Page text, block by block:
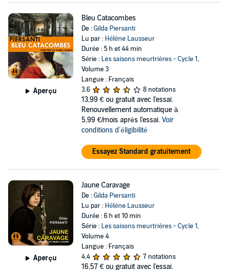
Aperçu
Bleu Catacombes
De :Gilda Piersanti
Lu par : Hélène Lausseur
Durée : 5 h et 44 min
Série : Les saisons meurtrières - Cycle 1,
Volume 3
Langue : Français
3,6
8 notations
13,99 € ou gratuit avec l'essai.
Renouvellement automatique à
5,99 €/mois après l'essai. Voir
conditions d'éligibilité
Essayez Standard gratuitement
Aperçu
Jaune Caravage
De :Gilda Piersanti
Lu par : Hélène Lausseur
Durée : 6 h et 10 min
Série : Les saisons meurtrières - Cycle 1,
Volume 4
Langue : Français
4,4
7 notations
16,57 € ou gratuit avec l'essai.